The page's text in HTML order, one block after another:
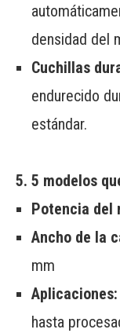
densidad del
Cuchillas
endurecido
estándar.
5. 5 modelos
Potencia del
Ancho de la
mm
Aplicaciones:
hasta